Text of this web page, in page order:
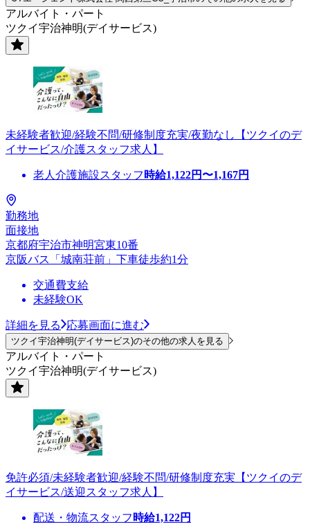
アルバイト・パート
ツクイ宇治神明(デイサービス)
未経験者歓迎/経験不問/研修制度充実/夜勤なし【ツクイのデ
イサービス/介護スタッフ求人】
老人介護施設スタッフ 時給1,122円〜1,167円
勤務地
面接地
京都府宇治市神明宮東10番
京阪バス「城南荘前」下車徒歩約1分
交通費支給
未経験OK
詳細を見る 応募画面に進む
ツクイ宇治神明(デイサービス)のその他の求人を見る
アルバイト・パート
ツクイ宇治神明(デイサービス)
免許必須/未経験者歓迎/経験不問/研修制度充実【ツクイのデ
イサービス/送迎スタッフ求人】
配送・物流スタッフ 時給1,122円